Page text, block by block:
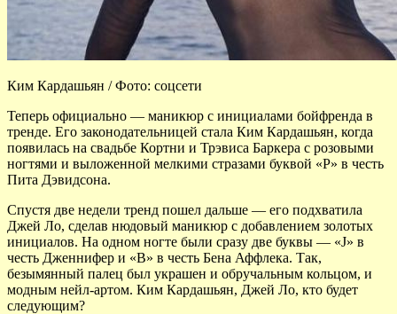
Ким Кардашьян / Фото: соцсети
Теперь официально — маникюр с инициалами бойфренда в
тренде. Его законодательницей стала Ким Кардашьян, когда
появилась на свадьбе Кортни и Трэвиса Баркера с розовыми
ногтями и выложенной мелкими стразами буквой «P» в честь
Пита Дэвидсона.
Спустя две недели тренд пошел дальше — его подхватила
Джей Ло, сделав нюдовый маникюр с добавлением золотых
инициалов. На одном ногте были сразу две буквы — «J» в
честь Дженнифер и «B» в честь Бена Аффлека. Так,
безымянный палец был украшен и обручальным кольцом, и
модным нейл-артом. Ким Кардашьян, Джей Ло, кто будет
следующим?